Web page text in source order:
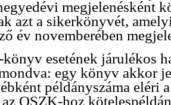
megjelenésként
azt a sikerkönyvét,
év novemberében
könyv esetének járulékos
egy könyv akkor
példányszáma eléri
OSZK-hoz